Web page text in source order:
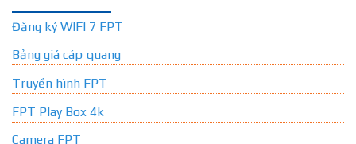
Đăng ký WIFI 7 FPT
Bảng giá cáp quang
Truyền hình FPT
FPT Play Box 4k
Camera FPT